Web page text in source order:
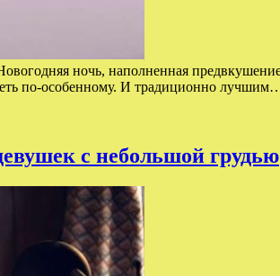
ночь, наполненная
по-особенному. И традиционно
с небольшой грудью